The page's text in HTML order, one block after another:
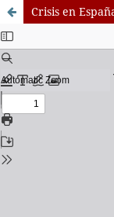
Crisis en